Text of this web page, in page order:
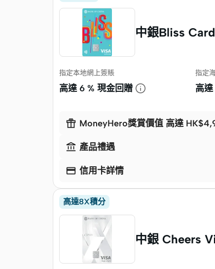
中銀Bliss Card
指定本地網上簽賬
高達 6 % 現金回贈
指定
高達
 MoneyHero獎賞價值 高達
 產品禮遇
 信用卡詳情
高達8X積分
中銀 Cheers